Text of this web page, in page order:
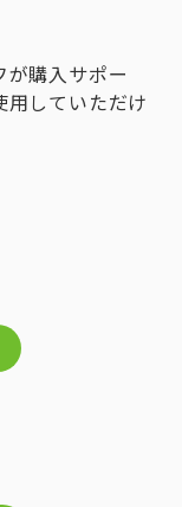
購入サポー
用していただけ